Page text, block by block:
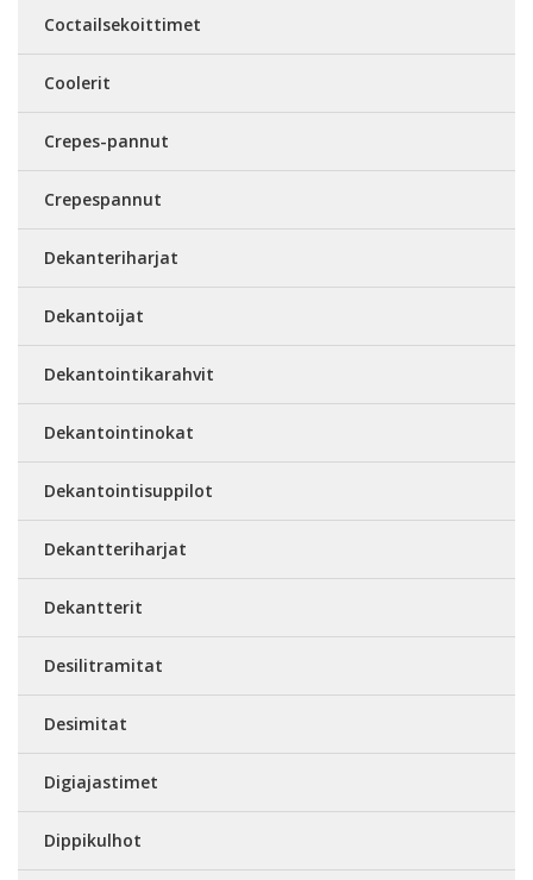
Coctailsekoittimet
Coolerit
Crepes-pannut
Crepespannut
Dekanteriharjat
Dekantoijat
Dekantointikarahvit
Dekantointinokat
Dekantointisuppilot
Dekantteriharjat
Dekantterit
Desilitramitat
Desimitat
Digiajastimet
Dippikulhot